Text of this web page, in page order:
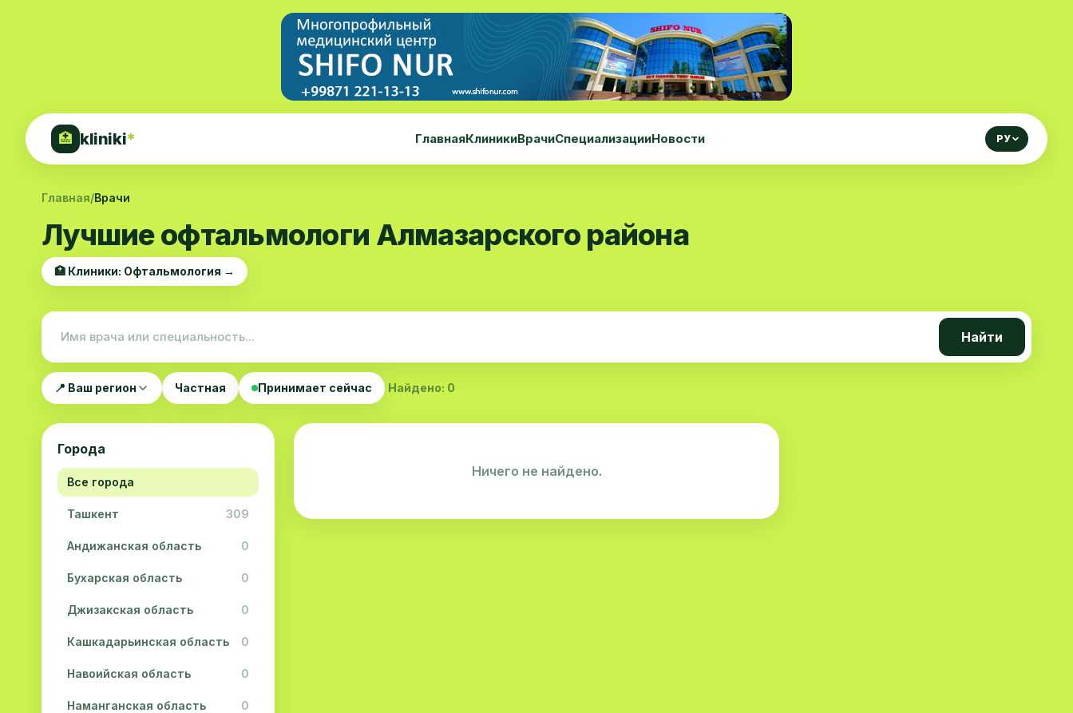
🏥 kliniki* ГлавнаяКлиникиВрачиСпециализацииНовости РУ
Главная/Врачи
Лучшие офтальмологи Алмазарского района
🏥 Клиники: Офтальмология →
Найти
📍 Ваш регион Частная Принимает сейчас Найдено: 0
Города
Все города
Ташкент 309
Андижанская область 0
Бухарская область 0
Джизакская область 0
Кашкадарьинская область 0
Навоийская область 0
Наманганская область 0
Ничего не найдено.